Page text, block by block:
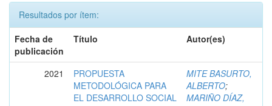
Resultados por ítem:
Fecha de
publicación
Título Autor(es)
2021
PROPUESTA
METODOLÓGICA PARA
EL DESARROLLO SOCIAL
MITE BASURTO,
ALBERTO;
MARIÑO DÍAZ,